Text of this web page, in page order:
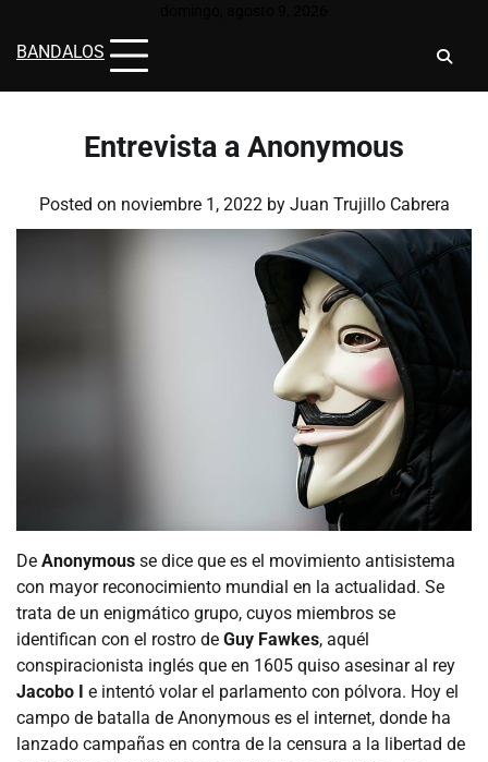
content
BANDALOS
Entrevista a Anonymous
Posted on noviembre 1, 2022 by Juan Trujillo Cabrera
De Anonymous se dice que es el movimiento antisistema
con mayor reconocimiento mundial en la actualidad. Se
trata de un enigmático grupo, cuyos miembros se
identifican con el rostro de Guy Fawkes, aquél
conspiracionista inglés que en 1605 quiso asesinar al rey
Jacobo I e intentó volar el parlamento con pólvora. Hoy el
campo de batalla de Anonymous es el internet, donde ha
lanzado campañas en contra de la censura a la libertad de